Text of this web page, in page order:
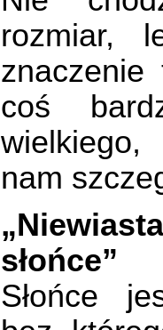
rozmiar,
coś
nam
słońce”
Słońce